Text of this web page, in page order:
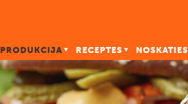
PRODUKCIJA RECEPTES NOSKATIES